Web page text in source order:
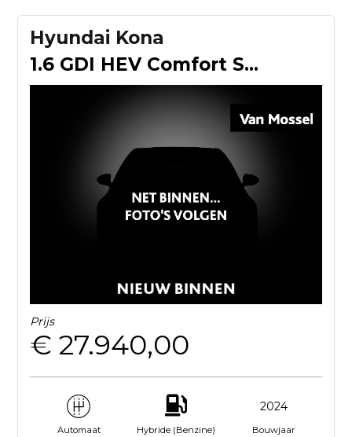
Hyundai Kona
1.6 GDI HEV Comfort Smart | Stoelverwarming | Stuurverwarmin
Prijs
€ 27.940,00
Automaat Hybride (Benzine)
2024
Bouwjaar